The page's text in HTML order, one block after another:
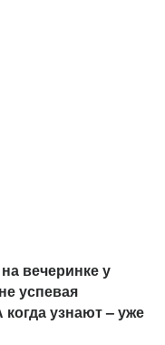
вечеринке у
успевая
когда узнают – уже